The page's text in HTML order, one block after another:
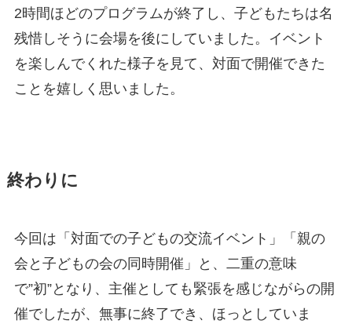
2時間ほどのプログラムが終了し、子どもたちは名
残惜しそうに会場を後にしていました。イベント
を楽しんでくれた様子を見て、対面で開催できた
ことを嬉しく思いました。
終わりに
今回は「対面での子どもの交流イベント」「親の
会と子どもの会の同時開催」と、二重の意味
で”初”となり、主催としても緊張を感じながらの開
催でしたが、無事に終了でき、ほっとしていま